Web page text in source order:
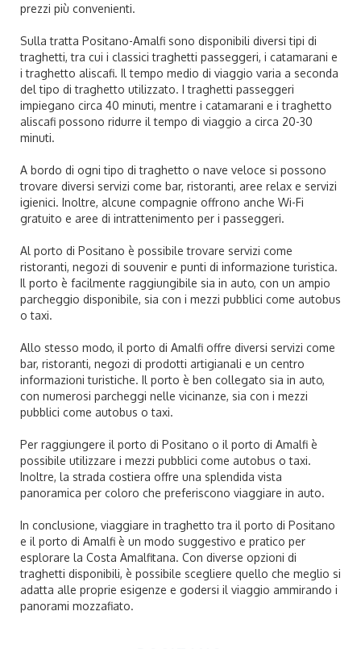
prezzi più convenienti.
Sulla tratta Positano-Amalfi sono disponibili diversi tipi di
traghetti, tra cui i classici traghetti passeggeri, i catamarani e
i traghetto aliscafi. Il tempo medio di viaggio varia a seconda
del tipo di traghetto utilizzato. I traghetti passeggeri
impiegano circa 40 minuti, mentre i catamarani e i traghetto
aliscafi possono ridurre il tempo di viaggio a circa 20-30
minuti.
A bordo di ogni tipo di traghetto o nave veloce si possono
trovare diversi servizi come bar, ristoranti, aree relax e servizi
igienici. Inoltre, alcune compagnie offrono anche Wi-Fi
gratuito e aree di intrattenimento per i passeggeri.
Al porto di Positano è possibile trovare servizi come
ristoranti, negozi di souvenir e punti di informazione turistica.
Il porto è facilmente raggiungibile sia in auto, con un ampio
parcheggio disponibile, sia con i mezzi pubblici come autobus
o taxi.
Allo stesso modo, il porto di Amalfi offre diversi servizi come
bar, ristoranti, negozi di prodotti artigianali e un centro
informazioni turistiche. Il porto è ben collegato sia in auto,
con numerosi parcheggi nelle vicinanze, sia con i mezzi
pubblici come autobus o taxi.
Per raggiungere il porto di Positano o il porto di Amalfi è
possibile utilizzare i mezzi pubblici come autobus o taxi.
Inoltre, la strada costiera offre una splendida vista
panoramica per coloro che preferiscono viaggiare in auto.
In conclusione, viaggiare in traghetto tra il porto di Positano
e il porto di Amalfi è un modo suggestivo e pratico per
esplorare la Costa Amalfitana. Con diverse opzioni di
traghetti disponibili, è possibile scegliere quello che meglio si
adatta alle proprie esigenze e godersi il viaggio ammirando i
panorami mozzafiato.